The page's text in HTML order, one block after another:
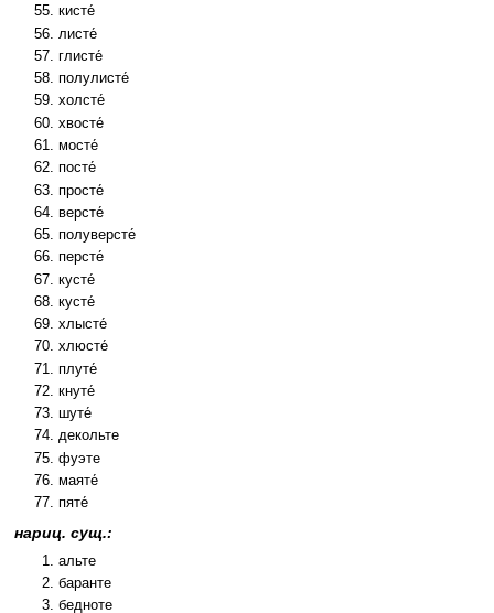
кисте́
листе́
глисте́
полулисте́
холсте́
хвосте́
мосте́
посте́
просте́
версте́
полуверсте́
персте́
кусте́
кусте́
хлысте́
хлюсте́
плуте́
кнуте́
шуте́
декольте
фуэте
маяте́
пяте́
нариц. сущ.:
альте
баранте
бедноте